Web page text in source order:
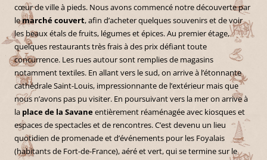
cœur de ville à pieds. Nous avons commencé notre découverte par
lemarché couvert, afin d’acheter quelques souvenirs et de voir
les beaux étals de fruits, légumes et épices. Au premier étage,
quelques restaurants très frais à des prix défiant toute
concurrence. Les rues autour sont remplies de magasins
notamment textiles. En allant vers le sud, on arrive à l’étonnante
cathédrale Saint-Louis, impressionnante de l’extérieur mais que
nous n’avons pas pu visiter. En poursuivant vers la mer on arrive à
la place de la Savaneentièrement réaménagée avec kiosques et
espaces de spectacles et de rencontres. C’est devenu un lieu
quotidien de promenade et d’événements pour les Foyalais
(habitants de Fort-de-France), aéré et vert, qui se termine sur le